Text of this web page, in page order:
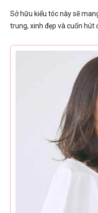
Sở hữu kiểu tóc này sẽ
trung, xinh đẹp và cuốn hút